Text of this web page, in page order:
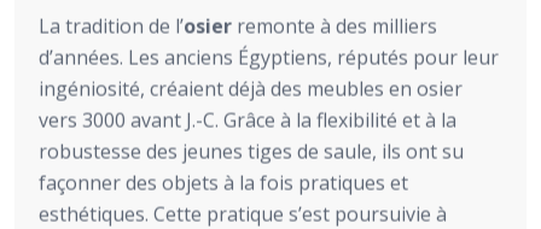
La tradition de l’osier remonte à des milliers
d’années. Les anciens Égyptiens, réputés pour leur
ingéniosité, créaient déjà des meubles en osier
vers 3000 avant J.-C. Grâce à la flexibilité et à la
robustesse des jeunes tiges de saule, ils ont su
façonner des objets à la fois pratiques et
esthétiques. Cette pratique s’est poursuivie à